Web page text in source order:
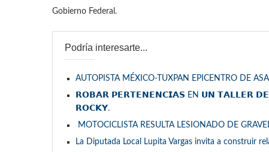
Gobierno Federal.
Podría interesarte...
AUTOPISTA MÉXICO-TUXPAN EPICENTRO DE
𝗥𝗢𝗕𝗔𝗥 𝗣𝗘𝗥𝗧𝗘𝗡𝗘𝗡𝗖𝗜𝗔𝗦 EN 𝗨𝗡 𝗧𝗔𝗟𝗟𝗘𝗥
𝗥𝗢𝗖𝗞𝗬.
MOTOCICLISTA RESULTA LESIONADO DE
La Diputada Local Lupita Vargas invita a construir